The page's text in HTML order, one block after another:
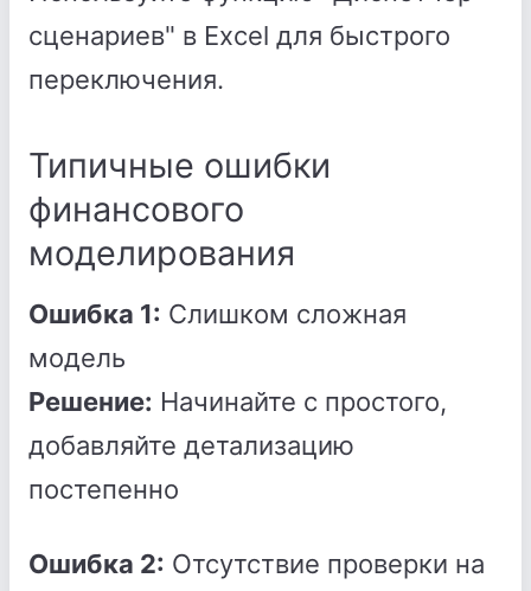
сценариев" в Excel для быстрого
переключения.
Типичные ошибки
финансового
моделирования
Ошибка 1: Слишком сложная
модель
Решение: Начинайте с простого,
добавляйте детализацию
постепенно
Ошибка 2: Отсутствие проверки на